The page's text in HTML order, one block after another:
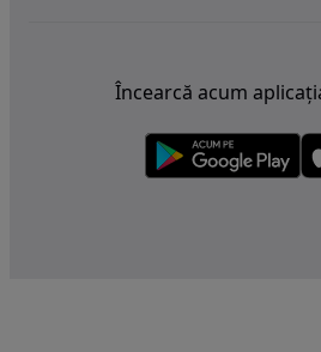
Încearcă acum